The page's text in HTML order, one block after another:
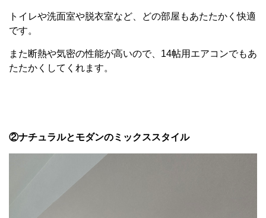
トイレや洗面室や脱衣室など、どの部屋もあたたかく快適
です。
また断熱や気密の性能が高いので、14帖用エアコンでもあ
たたかくしてくれます。
②ナチュラルとモダンのミックススタイル